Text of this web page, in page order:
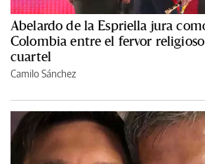
Abelardo de la Espriella jura
Colombia entre el fervor
cuartel
Camilo Sánchez